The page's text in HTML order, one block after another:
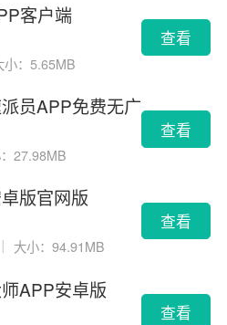
客户端
小：5.65MB
查看
员APP免费无广
27.98MB
查看
版官网版
大小：94.91MB
查看
APP安卓版
查看